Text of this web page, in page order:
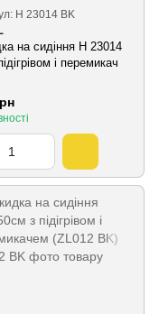
H 23014 BK
на сидіння H 23014
і перемикач